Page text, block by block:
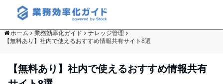
ホーム 業務効率化ガイド
ナレッジ管理
【無料あり】社内で使えるおすすめ情報共有サイト8選
【無料あり】社内で使えるおすすめ情報共有